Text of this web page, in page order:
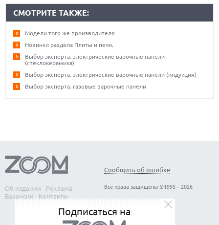
СМОТРИТЕ ТАКЖЕ:
Модели того же производителя
Новинки раздела Плиты и печи.
Выбор эксперта. электрические варочные панели
(стеклокерамика)
Выбор эксперта. электрические варочные панели (индукция)
Выбор эксперта. газовые варочные панели
Об издании
Реклама
Вакансии
Контакты
Сообщить об ошибке
Все права защищены ©1995 – 2026
Подписаться на